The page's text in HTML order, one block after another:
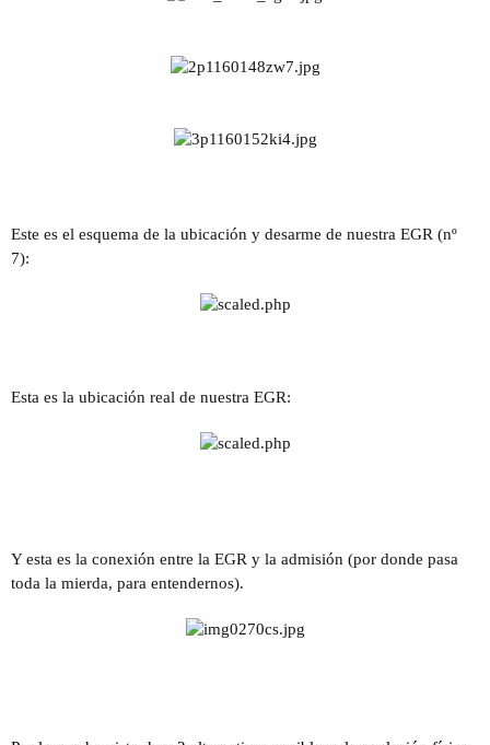
Este es el esquema de la ubicación y desarme de nuestra EGR (nº
7):
Esta es la ubicación real de nuestra EGR:
Y esta es la conexión entre la EGR y la admisión (por donde pasa
toda la mierda, para entendernos).